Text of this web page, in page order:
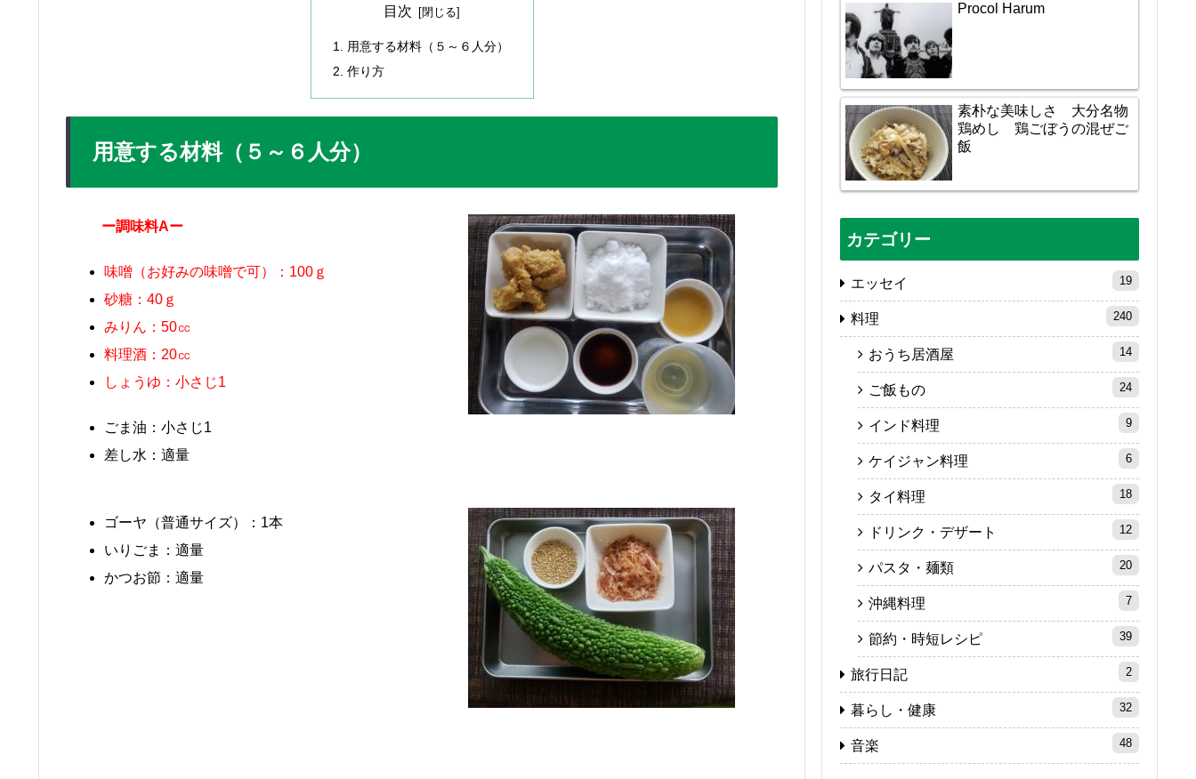
目次
用意する材料（５～６人分）
作り方
用意する材料（５～６人分）
ー調味料Aー
味噌（お好みの味噌で可）：100ｇ
砂糖：40ｇ
みりん：50㏄
料理酒：20㏄
しょうゆ：小さじ1
ごま油：小さじ1
差し水：適量
ゴーヤ（普通サイズ）：1本
いりごま：適量
かつお節：適量
Procol Harum
素朴な美味しさ 大分名物
鶏めし 鶏ごぼうの混ぜご
飯
カテゴリー
エッセイ 19
料理 240
おうち居酒屋 14
ご飯もの 24
インド料理 9
ケイジャン料理 6
タイ料理 18
ドリンク・デザート 12
パスタ・麺類 20
沖縄料理 7
節約・時短レシピ 39
旅行日記 2
暮らし・健康 32
音楽 48